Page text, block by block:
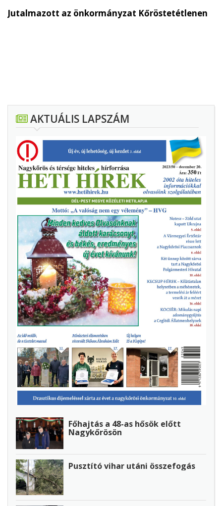
Jutalmazott az önkormányzat Kőröstetétlenen
AKTUÁLIS LAPSZÁM
Főhajtás a 48-as hősök előtt
Nagykőrösön
Pusztító vihar utáni összefogás